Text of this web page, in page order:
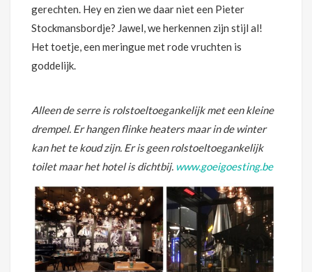
gerechten. Hey en zien we daar niet een Pieter
Stockmansbordje? Jawel, we herkennen zijn stijl al!
Het toetje, een meringue met rode vruchten is
goddelijk.
Alleen de serre is rolstoeltoegankelijk met een kleine
drempel. Er hangen flinke heaters maar in de winter
kan het te koud zijn. Er is geen rolstoeltoegankelijk
toilet maar het hotel is dichtbij. www.goeigoesting.be